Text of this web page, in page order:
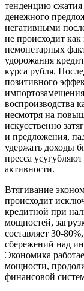
тенденцию
денежного
негативными
не происходит
немонетарных
удорожания
курса рубля.
позитивного
воспроизводства
несмотря на
искусственно
и предложения,
удержать доходы
пресса
активности.
Втягивание
происходит
кредитной при
мощностей,
составляет 30-
сбережений над
Экономика
мощности,
финансовой